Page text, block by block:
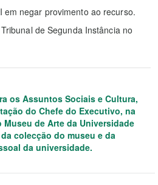
em negar provimento ao recurso.
de Segunda Instância no
os Assuntos Sociais e Cultura,
do Chefe do Executivo, na
de Arte da Universidade
colecção do museu e da
da universidade.